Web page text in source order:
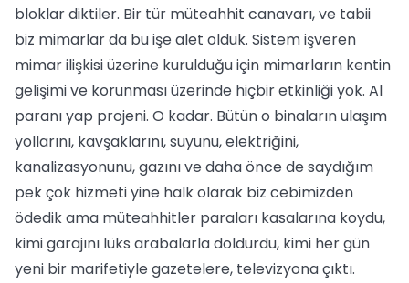
bloklar diktiler. Bir tür müteahhit canavarı, ve tabii
biz mimarlar da bu işe alet olduk. Sistem işveren
mimar ilişkisi üzerine kurulduğu için mimarların kentin
gelişimi ve korunması üzerinde hiçbir etkinliği yok. Al
paranı yap projeni. O kadar. Bütün o binaların ulaşım
yollarını, kavşaklarını, suyunu, elektriğini,
kanalizasyonunu, gazını ve daha önce de saydığım
pek çok hizmeti yine halk olarak biz cebimizden
ödedik ama müteahhitler paraları kasalarına koydu,
kimi garajını lüks arabalarla doldurdu, kimi her gün
yeni bir marifetiyle gazetelere, televizyona çıktı.